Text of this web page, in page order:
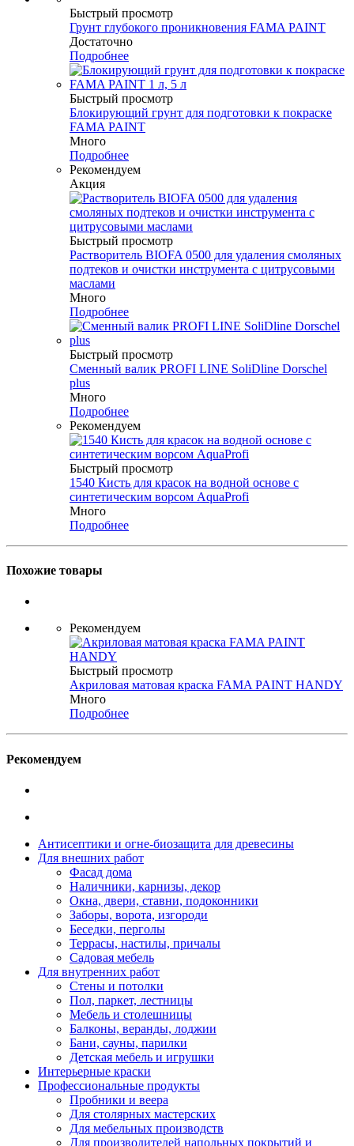
Быстрый просмотр
Грунт глубокого проникновения FAMA PAINT
Достаточно
Подробнее
Быстрый просмотр
Блокирующий грунт для подготовки к покраске
FAMA PAINT
Много
Подробнее
Рекомендуем
Акция
Быстрый просмотр
Растворитель BIOFA 0500 для удаления смоляных
подтеков и очистки инструмента с цитрусовыми
маслами
Много
Подробнее
Быстрый просмотр
Сменный валик PROFI LINE SoliDline Dorschel
plus
Много
Подробнее
Рекомендуем
Быстрый просмотр
1540 Кисть для красок на водной основе с
синтетическим ворсом AquaProfi
Много
Подробнее
Похожие товары
Рекомендуем
Быстрый просмотр
Акриловая матовая краска FAMA PAINT HANDY
Много
Подробнее
Рекомендуем
Антисептики и огне-биозащита для древесины
Для внешних работ
Фасад дома
Наличники, карнизы, декор
Окна, двери, ставни, подоконники
Заборы, ворота, изгороди
Беседки, перголы
Террасы, настилы, причалы
Садовая мебель
Для внутренних работ
Стены и потолки
Пол, паркет, лестницы
Мебель и столешницы
Балконы, веранды, лоджии
Бани, сауны, парилки
Детская мебель и игрушки
Интерьерные краски
Профессиональные продукты
Пробники и веера
Для столярных мастерских
Для мебельных производств
Для производителей напольных покрытий и